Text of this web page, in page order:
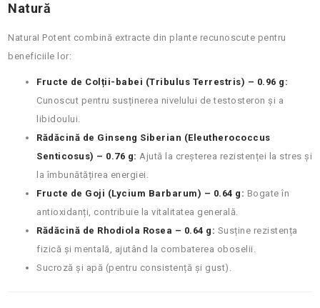
Natură
NaturaI Potent combină extracte din plante recunoscute pentru
beneficiile lor:
Fructe de Colții-babei (Tribulus Terrestris) – 0.96 g:
Cunoscut pentru susținerea nivelului de testosteron și a
libidoului.
Rădăcină de Ginseng Siberian (Eleutherococcus
Senticosus) – 0.76 g: Ajută la creșterea rezistenței la stres și
la îmbunătățirea energiei.
Fructe de Goji (Lycium Barbarum) – 0.64 g: Bogate în
antioxidanți, contribuie la vitalitatea generală.
Rădăcină de Rhodiola Rosea – 0.64 g: Susține rezistența
fizică și mentală, ajutând la combaterea oboselii.
Sucroză și apă (pentru consistență și gust).